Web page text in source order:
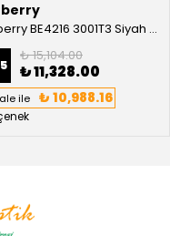
Burberry BE4216 3001T3 Siyah Kadın Güneş Gözlüğü
₺ 15,104.00
₺ 11,328.00
ile ₺ 10,988.16